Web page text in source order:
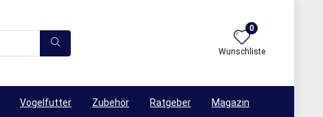
0
Wunschliste
Vogelfutter Zubehör Ratgeber Magazin